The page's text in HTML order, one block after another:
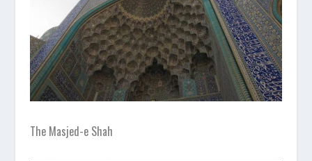
The Masjed-e Shah